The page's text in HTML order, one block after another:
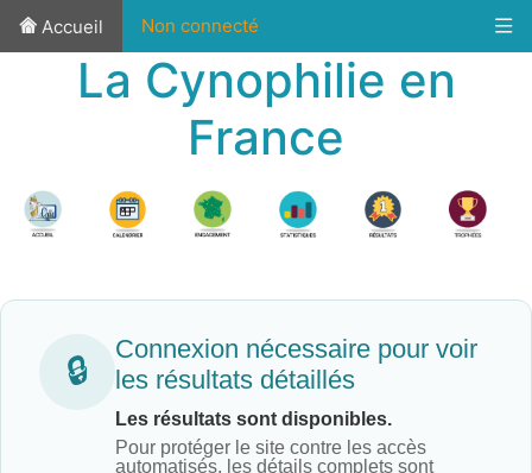
Accueil Non connecté
La Cynophilie en
France
🔒
Connexion nécessaire pour voir
les résultats détaillés
Les résultats sont disponibles.
Pour protéger le site contre les accès
automatisés, les détails complets sont